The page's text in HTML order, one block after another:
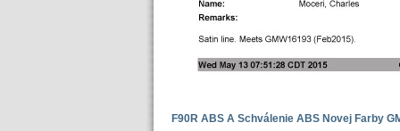
F90R ABS A Schválenie ABS Novej Farby